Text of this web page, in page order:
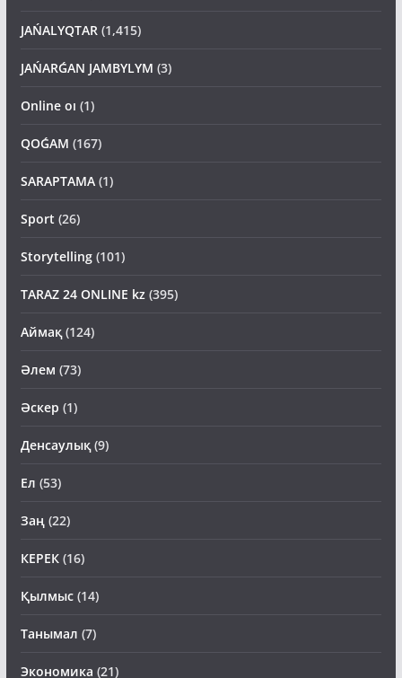
JAŃALYQTAR(1,415)
JAŃARǴAN JAMBYLYM (3)
Online oı (1)
QOǴAM (167)
SARAPTAMA(1)
Sport (26)
Storytelling(101)
TARAZ 24 ONLINE kz(395)
Аймақ(124)
Әлем (73)
Әскер (1)
Денсаулық(9)
Ел (53)
Заң(22)
КЕРЕК(16)
Қылмыс(14)
Танымал (7)
Экономика (21)